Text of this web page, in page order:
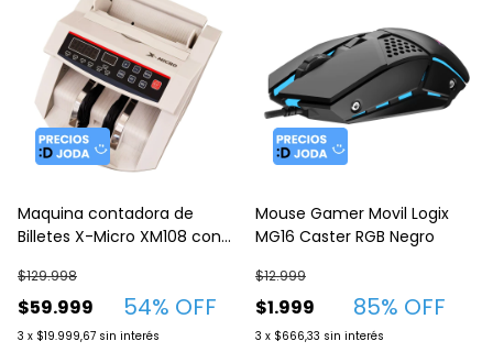
Maquina contadora de
Billetes X-Micro XM108 con
$59.999
$129.998
54% OFF
3 x $19.999,67 sin interés
Mouse Gamer Movil Logix
MG16 Caster RGB Negro
$1.999
$12.999
85% OFF
3 x $666,33 sin interés